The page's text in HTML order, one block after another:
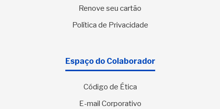
Renove seu cartão
Política de Privacidade
Espaço do Colaborador
Código de Ética
E-mail Corporativo